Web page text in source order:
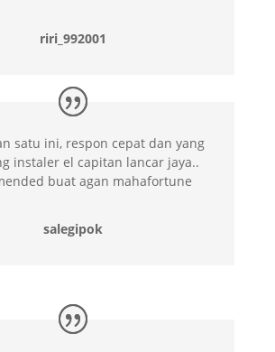
riri_992001
satu ini, respon cepat dan yang
instaler el capitan lancar jaya..
buat agan mahafortune
salegipok